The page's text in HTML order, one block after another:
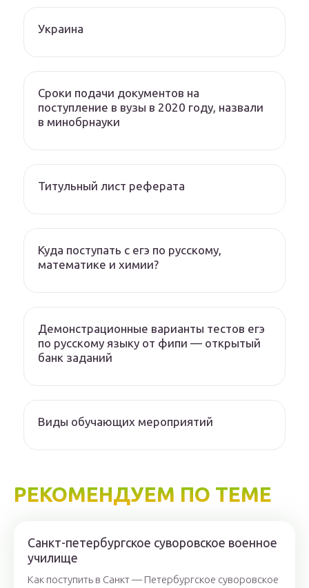
Украина
Сроки подачи документов на
поступление в вузы в 2020 году, назвали
в минобрнауки
Титульный лист реферата
Куда поступать с егэ по русскому,
математике и химии?
Демонстрационные варианты тестов егэ
по русскому языку от фипи — открытый
банк заданий
Виды обучающих мероприятий
РЕКОМЕНДУЕМ ПО ТЕМЕ
Санкт-петербургское суворовское военное
училище
Как поступить в Санкт — Петербургское суворовское